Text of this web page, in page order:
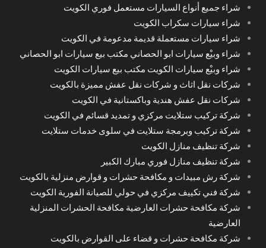
شراء جميع أنواع السيارات مستعمل فوري الكويت
شراء سيارات سكراب الكويت
شراء سيارات مستعملة قديمة مدعومة في الكويت
شراء وبيْع سيارات ابو الحصاني مكتب بيع سيارات ابو الحصاني
شراء وبيْع سيارات الكويت مكتب بيع سيارات الكويت
شركات نقل اثاث و شركات نقل عفش مميزة بالكويت
شركات نقل عفش هندية وباكستانية في الكويت
شركة تركيب ستلايت مركزي و تمديد قسائم في الكويت
شركة تركيب وبرمجة ستلايت في سلوى خدمات ستلايت
شركة تنظيف منازل الكويت
شركة تنظيف منازل فوري مبارك الكبير
شركة رش مبيدات و مكافحة حشرات و قوارض منزلية بالكويت
شركة فني تكييف مركزي في حولي للصيانة الفورية الكويت
شركة مكافحة حشرات العارضية مكافحة الحشرات المنزلية
العارضية
شركة مكافحة حشرات و قضاء على القوارض بالكويت